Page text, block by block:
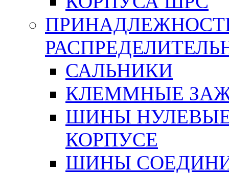
САЛЬНИКИ
КЛЕММНЫЕ
ШИНЫ
КОРПУСЕ
ШИНЫ